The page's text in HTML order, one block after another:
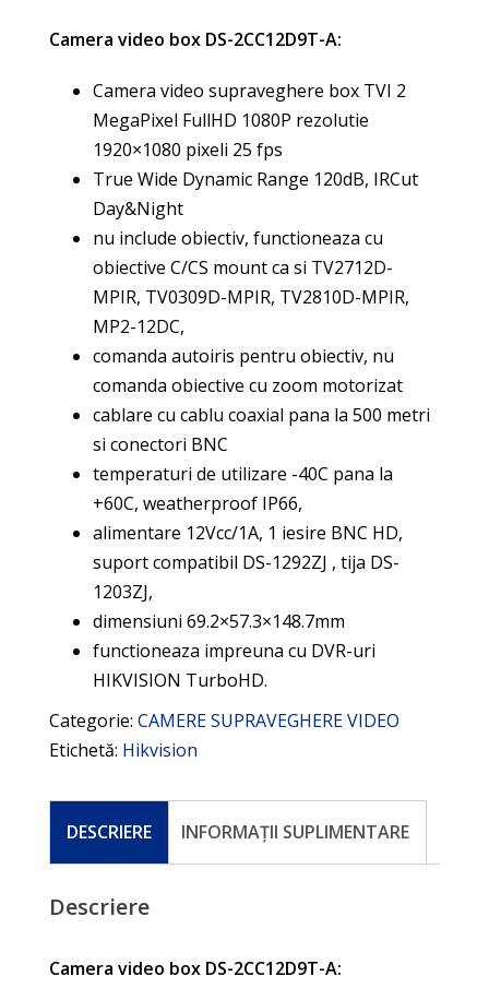
Camera video box DS-2CC12D9T-A:
Camera video supraveghere box TVI 2
MegaPixel FullHD 1080P rezolutie
1920×1080 pixeli 25 fps
True Wide Dynamic Range 120dB, IRCut
Day&Night
nu include obiectiv, functioneaza cu
obiective C/CS mount ca si TV2712D-
MPIR, TV0309D-MPIR, TV2810D-MPIR,
MP2-12DC,
comanda autoiris pentru obiectiv, nu
comanda obiective cu zoom motorizat
cablare cu cablu coaxial pana la 500 metri
si conectori BNC
temperaturi de utilizare -40C pana la
+60C, weatherproof IP66,
alimentare 12Vcc/1A, 1 iesire BNC HD,
suport compatibil DS-1292ZJ , tija DS-
1203ZJ,
dimensiuni 69.2×57.3×148.7mm
functioneaza impreuna cu DVR-uri
HIKVISION TurboHD.
Categorie: CAMERE SUPRAVEGHERE VIDEO
Etichetă: Hikvision
DESCRIERE INFORMAȚII SUPLIMENTARE
Descriere
Camera video box DS-2CC12D9T-A: